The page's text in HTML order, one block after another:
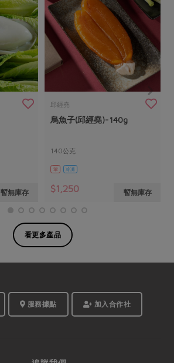
暫無庫存
邱經堯
烏魚子(邱經堯)-140g
140公克
葷 冷凍
$1,250 暫無庫存
看更多產品
服務據點 加入合作社